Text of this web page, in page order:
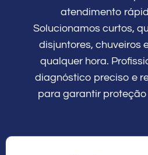
atendimento
Solucionamos curtos,
disjuntores, chuveiros
qualquer hora.
diagnóstico preciso e
para garantir